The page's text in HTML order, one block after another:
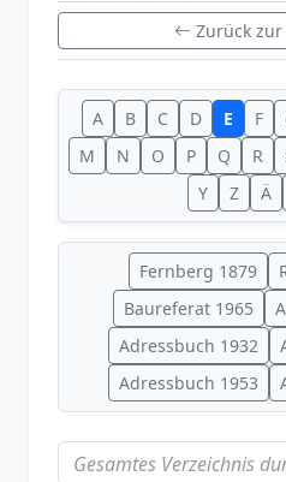
Zurück
A B C D E F
M
N O P Q R
Y
Z Ä
Fernberg 1879
Baureferat 1965
Adressbuch 1932
Adressbuch 1953